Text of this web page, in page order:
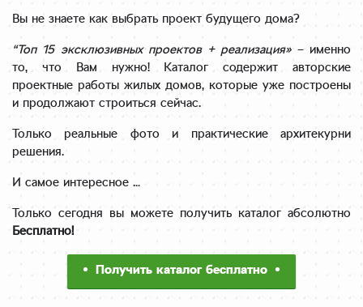
Вы не знаете как выбрать проект будущего дома?
“Топ 15 эксклюзивных проектов + реализация» – именно
то, что Вам нужно!Каталог содержит авторские
проектные работы жилых домов, которые уже построены
и продолжают строиться сейчас.
Только реальные фото и практические архитекурни
решения.
И самое интересное …
Только сегодня вы можете получить каталог абсолютно
Бесплатно!
Получить каталог бесплатно